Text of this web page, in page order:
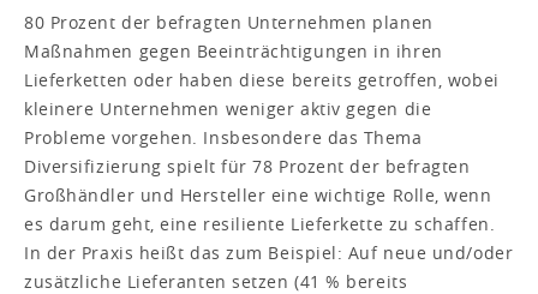
80 Prozent der befragten Unternehmen planen
Maßnahmen gegen Beeinträchtigungen in ihren
Lieferketten oder haben diese bereits getroffen, wobei
kleinere Unternehmen weniger aktiv gegen die
Probleme vorgehen. Insbesondere das Thema
Diversifizierung spielt für 78 Prozent der befragten
Großhändler und Hersteller eine wichtige Rolle, wenn
es darum geht, eine resiliente Lieferkette zu schaffen.
In der Praxis heißt das zum Beispiel: Auf neue und/oder
zusätzliche Lieferanten setzen (41 % bereits